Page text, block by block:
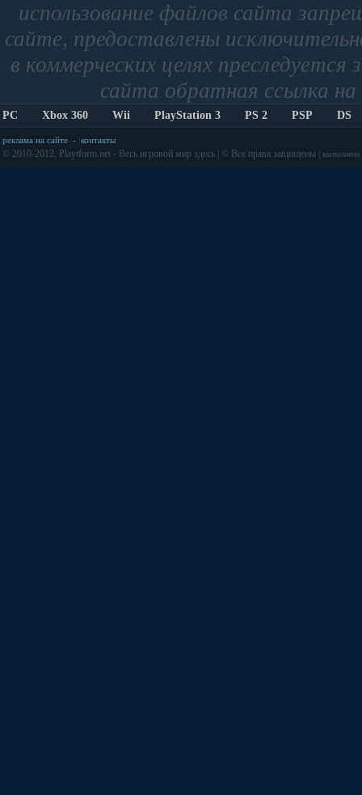
использование файлов сайта
сайте, предоставлены
в коммерческих целях
сайта обратная ссылка
PC Xbox 360 Wii PlayStation 3 PS 2 PSP DS
реклама на сайте - контакты
© 2010-2012, Playtform.net - Весь игровой мир здесь | © Все права защищены | выполнено